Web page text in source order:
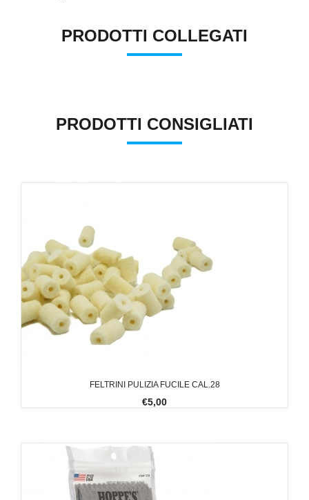
PRODOTTI COLLEGATI
PRODOTTI CONSIGLIATI
FELTRINI PULIZIA FUCILE CAL.28
€5,00